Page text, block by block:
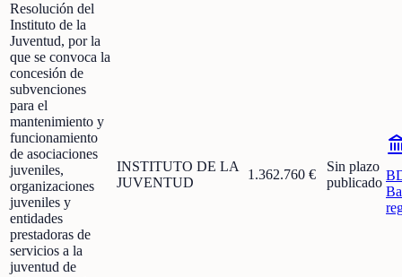
Resolución del
Instituto de la
Juventud, por la
que se convoca la
concesión de
subvenciones
para el
mantenimiento y
funcionamiento
de asociaciones
juveniles,
organizaciones
juveniles y
entidades
prestadoras de
servicios a la
juventud de
INSTITUTO DE LA
JUVENTUD
1.362.760 €
Sin plazo
publicado